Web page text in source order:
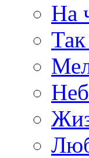
На